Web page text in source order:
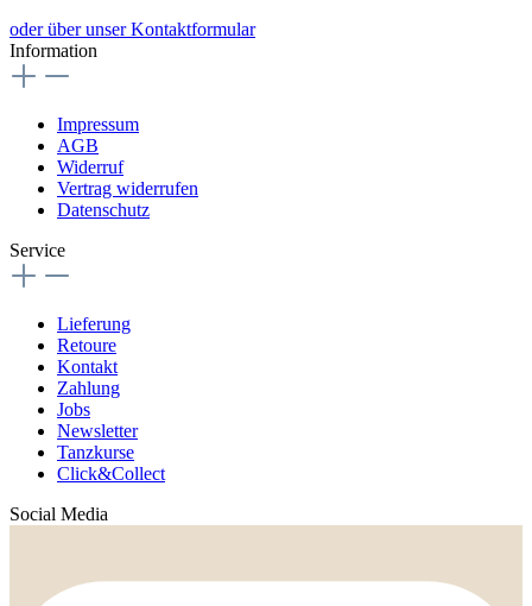
oder über unser Kontaktformular
Information
Impressum
AGB
Widerruf
Vertrag widerrufen
Datenschutz
Service
Lieferung
Retoure
Kontakt
Zahlung
Jobs
Newsletter
Tanzkurse
Click&Collect
Social Media